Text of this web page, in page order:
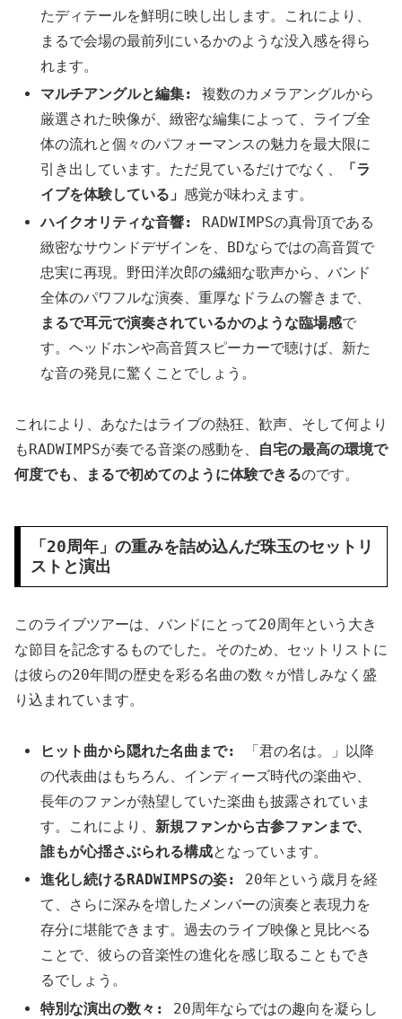
たディテールを鮮明に映し出します。これにより、
まるで会場の最前列にいるかのような没入感を得ら
れます。
マルチアングルと編集:
複数のカメラアングルから
厳選された映像が、緻密な編集によって、ライブ全
体の流れと個々のパフォーマンスの魅力を最大限に
引き出しています。ただ見ているだけでなく、
「ラ
イブを体験している」感覚が味わえます。
ハイクオリティな音響:
RADWIMPSの真骨頂である
緻密なサウンドデザインを、BDならではの高音質で
忠実に再現。野田洋次郎の繊細な歌声から、バンド
全体のパワフルな演奏、重厚なドラムの響きまで、
まるで耳元で演奏されているかのような臨場感で
す。ヘッドホンや高音質スピーカーで聴けば、新た
な音の発見に驚くことでしょう。
これにより、あなたはライブの熱狂、歓声、そして何より
もRADWIMPSが奏でる音楽の感動を、
自宅の最高の環境で
何度でも、まるで初めてのように体験できるのです。
「20周年」の重みを詰め込んだ珠玉のセットリ
ストと演出
このライブツアーは、バンドにとって20周年という大き
な節目を記念するものでした。そのため、セットリストに
は彼らの20年間の歴史を彩る名曲の数々が惜しみなく盛
り込まれています。
ヒット曲から隠れた名曲まで:
「君の名は。」以降
の代表曲はもちろん、インディーズ時代の楽曲や、
長年のファンが熱望していた楽曲も披露されていま
す。これにより、新規ファンから古参ファンまで、
誰もが心揺さぶられる構成となっています。
進化し続けるRADWIMPSの姿:
20年という歳月を経
て、さらに深みを増したメンバーの演奏と表現力を
存分に堪能できます。過去のライブ映像と見比べる
ことで、彼らの音楽性の進化を感じ取ることもでき
るでしょう。
特別な演出の数々:
20周年ならではの趣向を凝らし